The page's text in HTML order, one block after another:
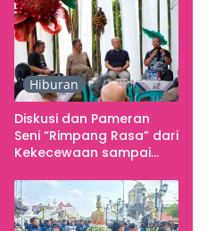
Hiburan
Diskusi dan Pameran
Seni “Rimpang Rasa” dari
Kekecewaan sampai
Yogyakarta sebagai
Pusat Pergerakan Seni
Rupa Indonesia